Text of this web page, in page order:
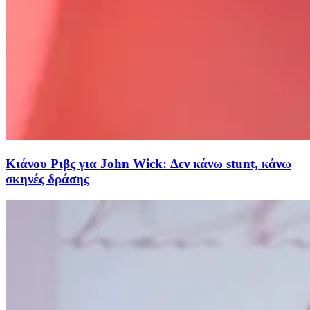
Κιάνου Ριβς για John Wick: Δεν κάνω stunt, κάνω
σκηνές δράσης